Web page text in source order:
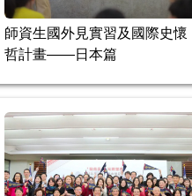
師資生國外見實習及國際史懷
哲計畫——日本篇